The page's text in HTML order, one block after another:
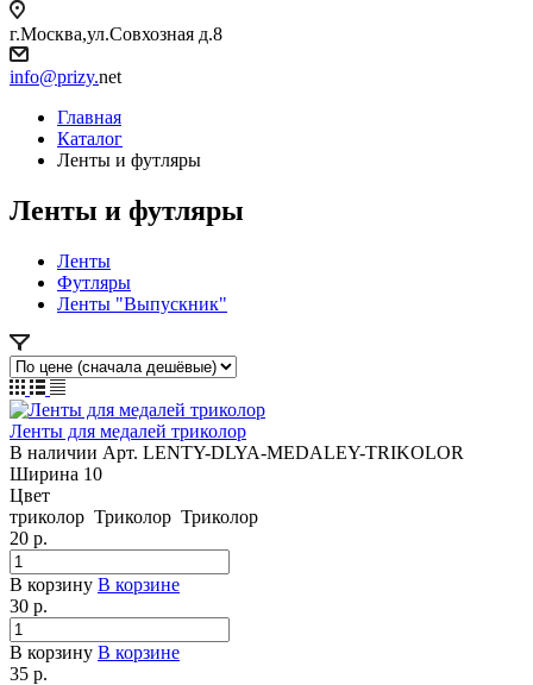
г.Москва,ул.Совхозная д.8
info@prizy.net
Главная
Каталог
Ленты и футляры
Ленты и футляры
Ленты
Футляры
Ленты "Выпускник"
Ленты для медалей триколор
В наличии Арт. LENTY-DLYA-MEDALEY-TRIKOLOR
Ширина 10
Цвет
триколор Триколор Триколор
20 р.
В корзину В корзине
30 р.
В корзину В корзине
35 р.